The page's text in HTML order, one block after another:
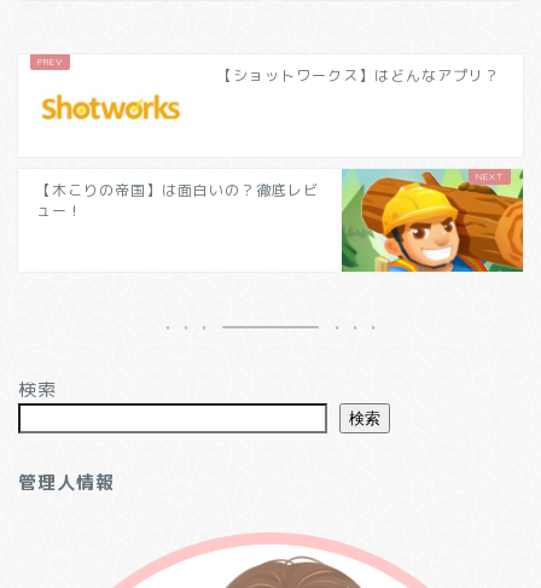
【ショットワークス】はどんなアプリ？
【木こりの帝国】は面白いの？徹底レビ
ュー！
検索
検索
管理人情報